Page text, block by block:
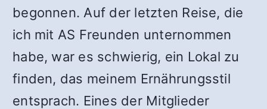
begonnen. Auf der letzten Reise, die
ich mit AS Freunden unternommen
habe, war es schwierig, ein Lokal zu
finden, das meinem Ernährungsstil
entsprach. Eines der Mitglieder